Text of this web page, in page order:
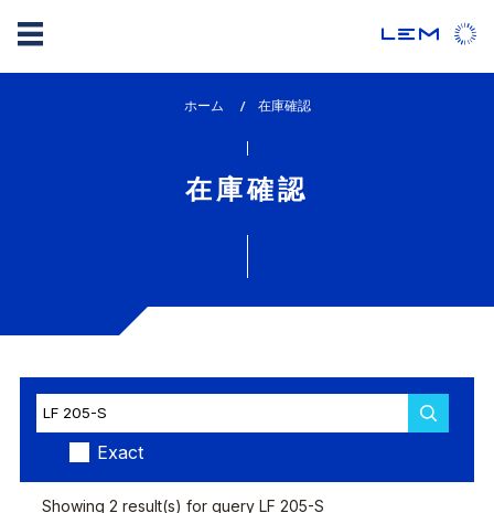
ホーム
lem_current_page
在庫確認
在庫確認